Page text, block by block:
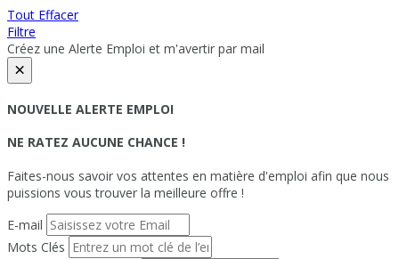
Tout Effacer
Filtre
Créez une Alerte Emploi et m'avertir par mail
×
NOUVELLE ALERTE EMPLOI
NE RATEZ AUCUNE CHANCE !
Faites-nous savoir vos attentes en matière d'emploi afin que nous
puissions vous trouver la meilleure offre !
E-mail
Mots Clés